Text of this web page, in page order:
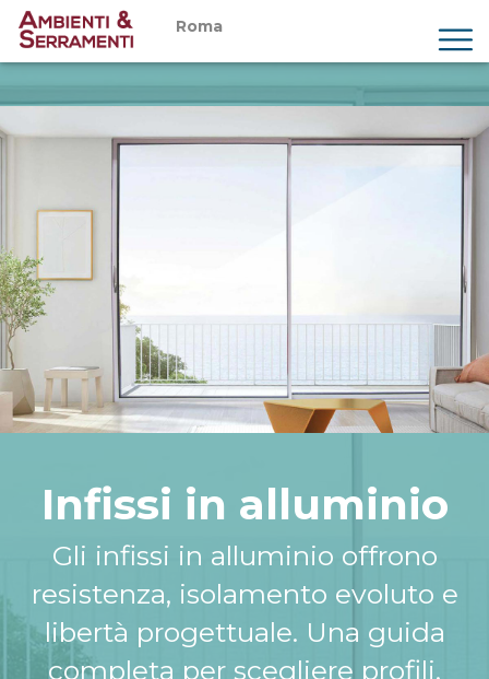
Roma
Prodotti
Magazine
Contatti
Infissi in alluminio
Gli infissi in alluminio offrono
resistenza, isolamento evoluto e
libertà progettuale. Una guida
completa per scegliere profili,